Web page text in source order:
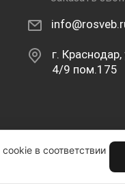
г.
4/9 пом.175
в соответствии